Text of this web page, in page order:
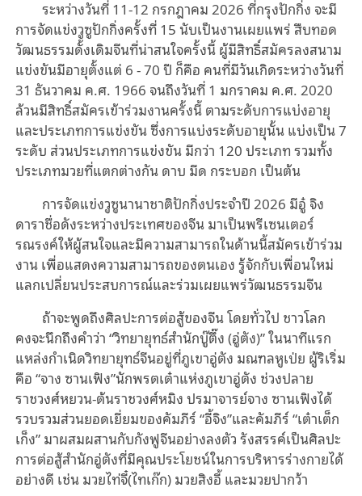
ระหว่างวันที่ 11-12 กรกฎาคม 2026 ที่กรุงปักกิ่ง จะมี
การจัดแข่งวูซูปักกิ่งครั้งที่ 15 นับเป็นงานเผยแพร่ สืบทอด
วัฒนธรรมดั้งเดิมจีนที่น่าสนใจครั้งนี้ ผู้มีสิทธิ์สมัครลงสนาม
แข่งขันมีอายุตั้งแต่ 6 - 70 ปี ก็คือ คนที่มีวันเกิดระหว่างวันที่
31 ธันวาคม ค.ศ. 1966 จนถึงวันที่ 1 มกราคม ค.ศ. 2020
ล้วนมีสิทธิ์สมัครเข้าร่วมงานครั้งนี้ ตามระดับการแบ่งอายุ
และประเภทการแข่งขัน ซึ่งการแบ่งระดับอายุนั้น แบ่งเป็น 7
ระดับ ส่วนประเภทการแข่งขัน มีกว่า 120 ประเภท รวมทั้ง
ประเภทมวยที่แตกต่างกัน ดาบ มีด กระบอก เป็นต้น
การจัดแข่งวูซูนานาชาติปักกิ่งประจำปี 2026 มีอู๋ จิง
ดาราชื่อดังระหว่างประเทศของจีน มาเป็นพรีเซนเตอร์
รณรงค์ให้ผู้สนใจและมีความสามารถในด้านนี้สมัครเข้าร่วม
งาน เพื่อแสดงความสามารถของตนเอง รู้จักกับเพื่อนใหม่
แลกเปลี่ยนประสบการณ์และร่วมเผยแพร่วัฒนธรรมจีน
ถ้าจะพูดถึงศิลปะการต่อสู้ของจีน โดยทั่วไป ชาวโลก
คงจะนึกถึงคำว่า “วิทยายุทธ์สำนักบู๊ตึ๊ง (อู่ตัง)” ในนาทีแรก
แหล่งกำเนิดวิทยายุทธ์จีนอยู่ที่ภูเขาอู่ตัง มณฑลหูเป่ย ผู้ริเริ่ม
คือ “จาง ซานเฟิง”นักพรตเต๋าแห่งภูเขาอู่ตัง ช่วงปลาย
ราชวงศ์หยวน-ต้นราชวงศ์หมิง ปรมาจารย์จาง ซานเฟิงได้
รวบรวมส่วนยอดเยี่ยมของคัมภีร์ “อี้จิง”และคัมภีร์ “เต๋าเต็ก
เก็ง” มาผสมผสานกับกังฟูจีนอย่างลงตัว รังสรรค์เป็นศิลปะ
การต่อสู้สำนักอู่ตังที่มีคุณประโยชน์ในการบริหารร่างกายได้
อย่างดี เช่น มวยไท่จี๋(ไทเก๊ก) มวยสิงอี้ และมวยปากว้า